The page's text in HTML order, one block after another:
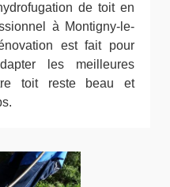
de toit en
à Montigny-le-
est fait pour
les meilleures
toit reste beau et